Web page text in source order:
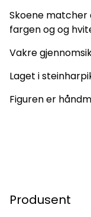
Skoene matcher
fargen og og
Vakre
Laget i
Figuren er
Produsent